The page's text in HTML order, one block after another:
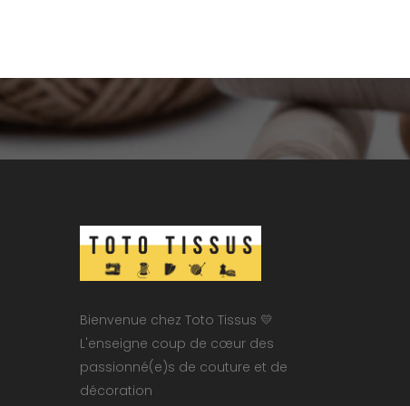
Bienvenue chez Toto Tissus 💛
L'enseigne coup de cœur des
passionné(e)s de couture et de
décoration